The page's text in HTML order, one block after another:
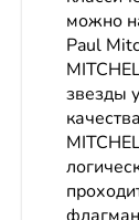
можно
Paul
звезды